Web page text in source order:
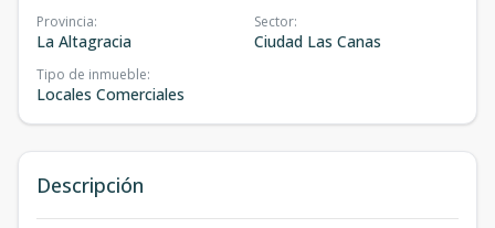
Provincia:
La Altagracia
Sector:
Ciudad Las Canas
Tipo de inmueble:
Locales Comerciales
Descripción